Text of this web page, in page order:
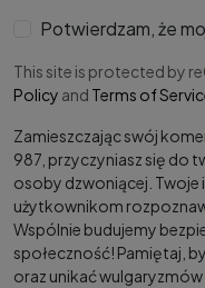
Potwierdzam, że
This site is protected by
Policy and Terms of
Zamieszczając swój
987, przyczyniasz się do
osoby dzwoniącej.
użytkownikom
Wspólnie budujemy
społeczność! Pamiętaj,
oraz unikać